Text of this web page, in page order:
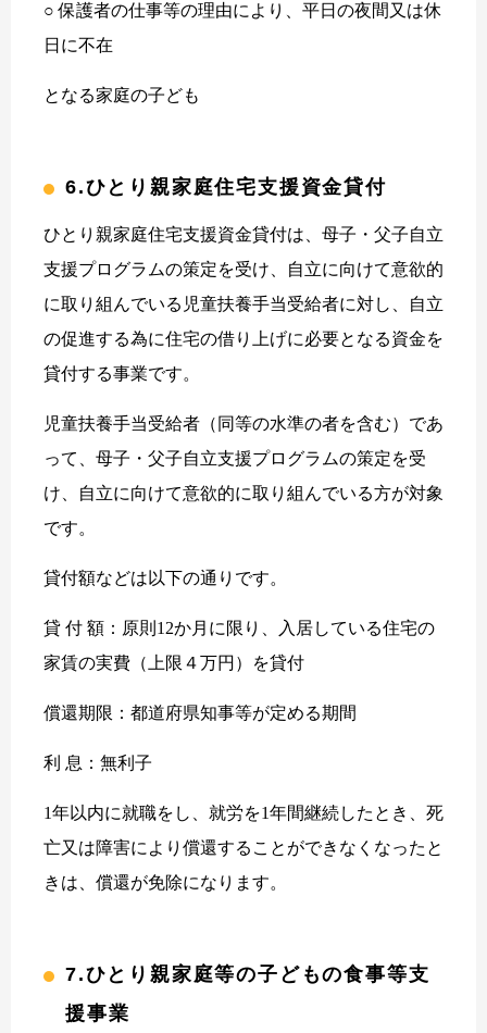
○ 保護者の仕事等の理由により、平日の夜間又は休
日に不在
となる家庭の子ども
6.ひとり親家庭住宅支援資金貸付
ひとり親家庭住宅支援資金貸付は、母子・父子自立
支援プログラムの策定を受け、自立に向けて意欲的
に取り組んでいる児童扶養手当受給者に対し、自立
の促進する為に住宅の借り上げに必要となる資金を
貸付する事業です。
児童扶養手当受給者（同等の水準の者を含む）であ
って、母子・父子自立支援プログラムの策定を受
け、自立に向けて意欲的に取り組んでいる方が対象
です。
貸付額などは以下の通りです。
貸 付 額：原則12か月に限り、入居している住宅の
家賃の実費（上限４万円）を貸付
償還期限：都道府県知事等が定める期間
利 息：無利子
1年以内に就職をし、就労を1年間継続したとき、死
亡又は障害により償還することができなくなったと
きは、償還が免除になります。
7.ひとり親家庭等の子どもの食事等支
援事業